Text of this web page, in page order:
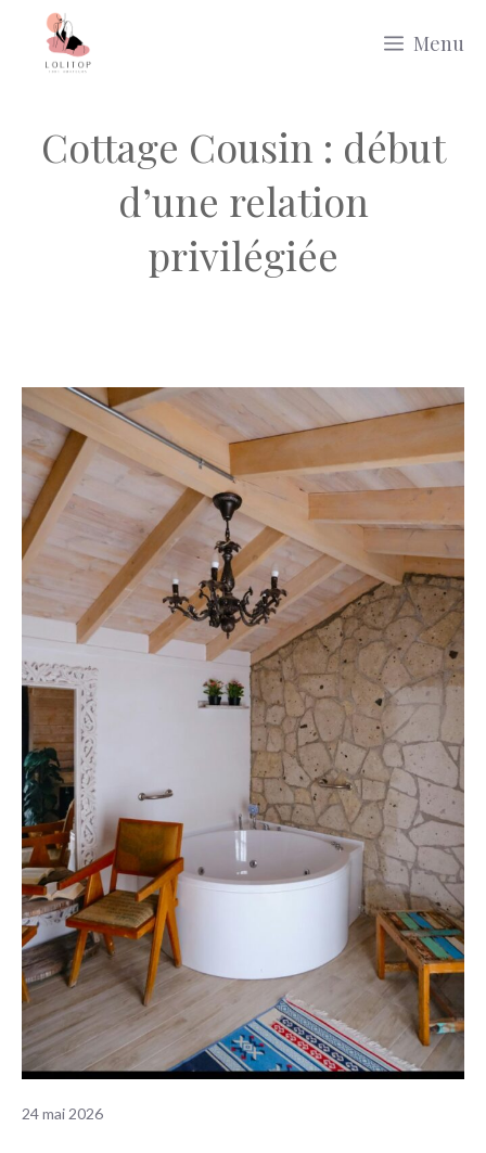
Menu
Cottage Cousin : début
d’une relation
privilégiée
24 mai 2026